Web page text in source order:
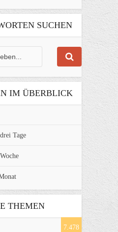
SUCHEN
IM ÜBERBLICK
Tage
THEMEN
7.478